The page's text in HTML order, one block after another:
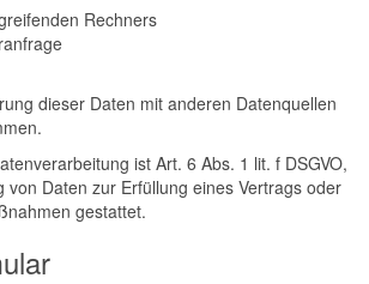
Rechners
dieser Daten mit anderen Datenquellen
ist Art. 6 Abs. 1 lit. f DSGVO,
von Daten zur Erfüllung eines Vertrags oder
gestattet.